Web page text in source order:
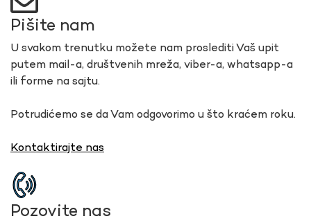
Pišite nam
U svakom trenutku možete nam proslediti Vaš upit
putem mail-a, društvenih mreža, viber-a, whatsapp-a
ili forme na sajtu.
Potrudićemo se da Vam odgovorimo u što kraćem roku.
Kontaktirajte nas
Pozovite nas